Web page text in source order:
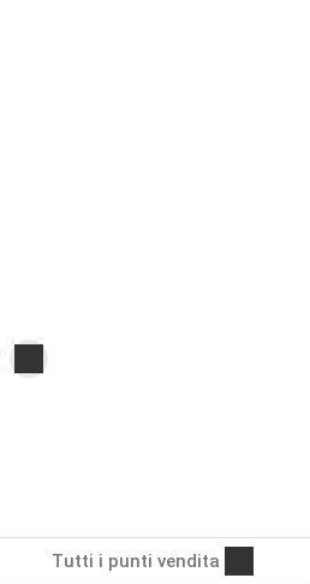
Tutti i punti vendita